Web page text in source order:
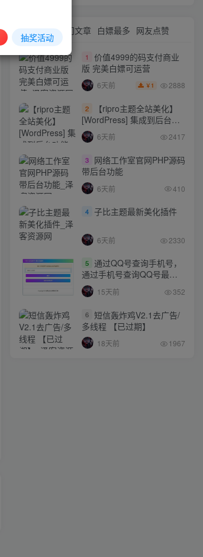
热门文章 白嫖最多 网友点赞
1
价值4999的码支付商业
版 完美白嫖可运营
6天前 ￥ 1 2888
2
【ripro主题全站美化】
[WordPress] 集成到后台功
能的全站美化包
WordPress…
6天前 2417
3
网络工作室官网PHP源码
带后台功能
6天前 410
4 子比主题最新美化插件
6天前 2330
5 通过QQ号查询手机号，
通过手机号查询QQ号最新
网站源码
15天前 352
6 短信轰炸鸡V2.1去广告/
多线程 【已过期】
18天前 1967
抽奖活动